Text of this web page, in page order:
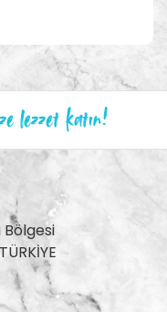
lezzet katın!
Bölgesi